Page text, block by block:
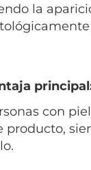
la
con
producto,